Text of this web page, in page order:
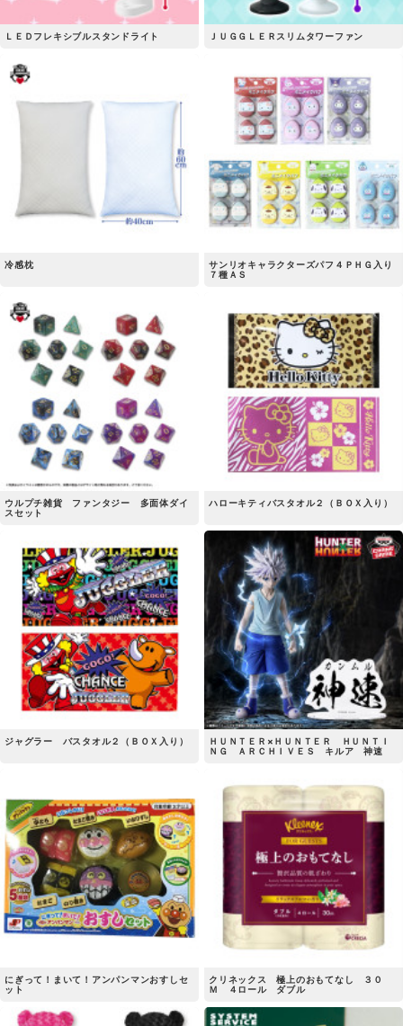
ＬＥＤフレキシブルスタンドライト ＪＵＧＧＬＥＲスリムタワーファン
冷感枕
サンリオキャラクターズパフ４ＰＨＧ入り
７種ＡＳ
ウルプチ雑貨 ファンタジー 多面体ダイ
スセット
ハローキティバスタオル２（ＢＯＸ入り）
ジャグラー バスタオル２（ＢＯＸ入り）
ＨＵＮＴＥＲ×ＨＵＮＴＥＲ ＨＵＮＴＩ
ＮＧ ＡＲＣＨＩＶＥＳ キルア 神速
にぎって！まいて！アンパンマンおすしセ
ット
クリネックス 極上のおもてなし ３０
Ｍ ４ロール ダブル